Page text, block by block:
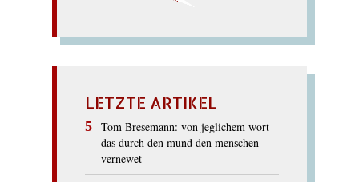
LETZTE ARTIKEL
Tom Bresemann: von jeglichem wort
das durch den mund den menschen
vernewet